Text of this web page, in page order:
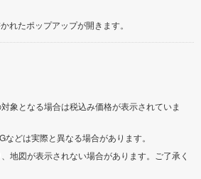
れたポップアップが開きます。
象となる場合は税込み価格が表示されていま
どは実際と異なる場合があります。
地図が表示されない場合があります。ご了承く